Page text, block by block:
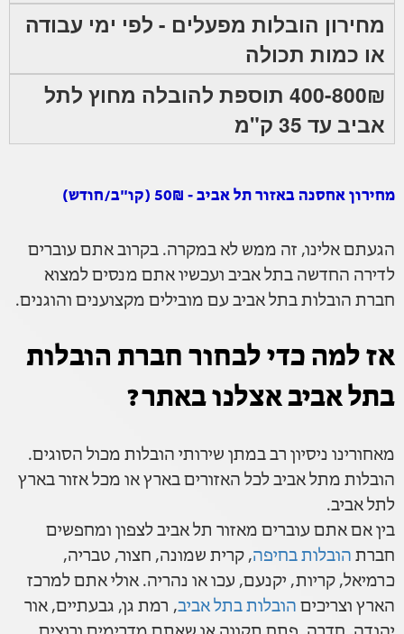
מחירון הובלות מפעלים - לפי ימי עבודה
או כמות תכולה
400-800₪ תוספת להובלה מחוץ לתל
אביב עד 35 ק"מ
מחירון אחסנה באזור תל אביב - 50₪ (קו"ב/חודש)
הגעתם אלינו, זה ממש לא במקרה. בקרוב אתם עוברים
לדירה החדשה בתל אביב ועכשיו אתם מנסים למצוא
חברת הובלות בתל אביב עם מובילים מקצוענים והוגנים.
אז למה כדי לבחור חברת הובלות
בתל אביב אצלנו באתר?
מאחורינו ניסיון רב במתן שירותי הובלות מכול הסוגים.
הובלות מתל אביב לכל האזורים בארץ או מכל אזור בארץ
לתל אביב.
בין אם אתם עוברים מאזור תל אביב לצפון ומחפשים
חברת הובלות בחיפה, קרית שמונה, חצור, טבריה,
כרמיאל, קריות, יקנעם, עכו או נהריה. אולי אתם למרכז
הארץ וצריכים הובלות בתל אביב, רמת גן, גבעתיים, אור